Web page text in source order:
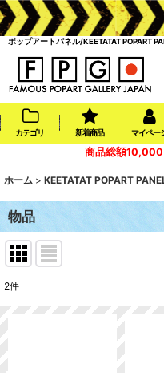
ポップアートパネル/KEETATAT POPART
カテゴリ 新着商品 マイペー
商品総額10,000
ホーム > KEETATAT POPART
物品
2件